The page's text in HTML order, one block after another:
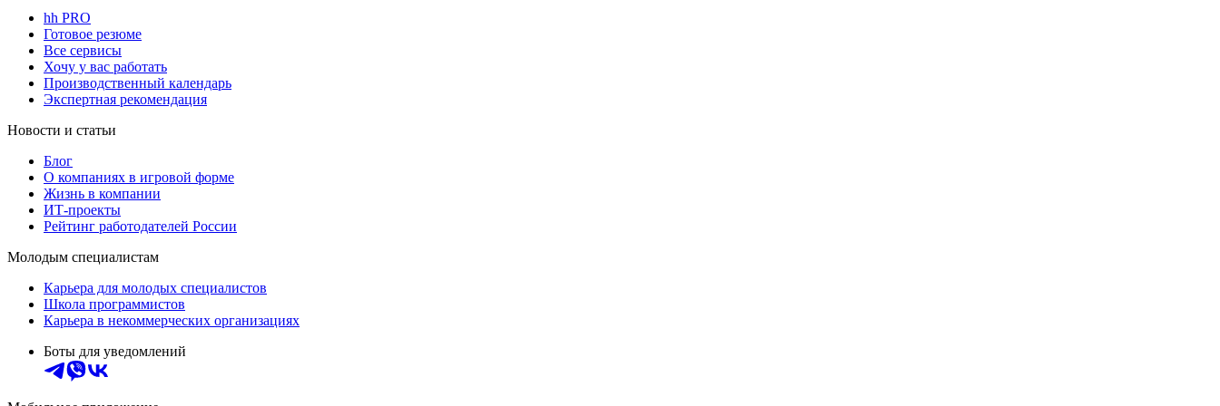
hh PRO
Готовое резюме
Все сервисы
Хочу у вас работать
Производственный календарь
Экспертная рекомендация
Новости и статьи
Блог
О компаниях в игровой форме
Жизнь в компании
ИТ-проекты
Рейтинг работодателей России
Молодым специалистам
Карьера для молодых специалистов
Школа программистов
Карьера в некоммерческих организациях
Боты для уведомлений